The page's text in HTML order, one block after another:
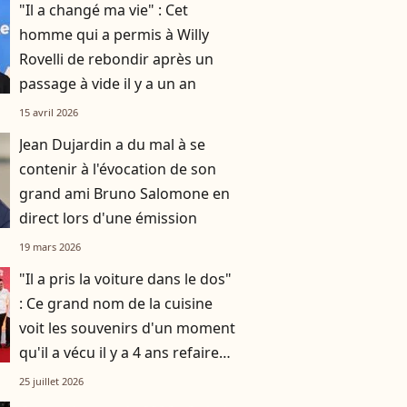
"Il a changé ma vie" : Cet
homme qui a permis à Willy
Rovelli de rebondir après un
passage à vide il y a un an
15 avril 2026
Jean Dujardin a du mal à se
contenir à l'évocation de son
grand ami Bruno Salomone en
direct lors d'une émission
19 mars 2026
"Il a pris la voiture dans le dos"
: Ce grand nom de la cuisine
voit les souvenirs d'un moment
qu'il a vécu il y a 4 ans refaire
surface
25 juillet 2026